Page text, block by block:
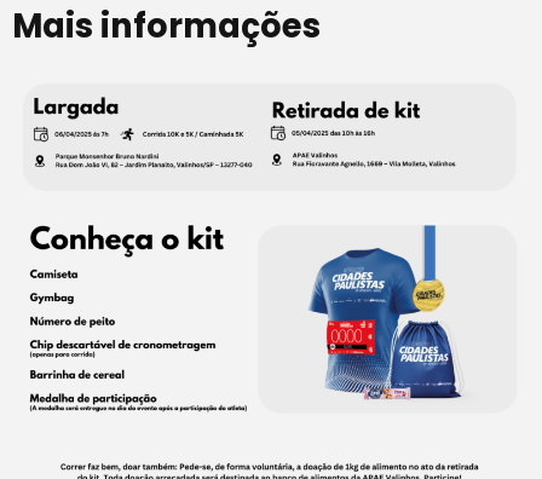
Mais informações